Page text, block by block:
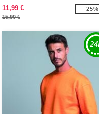
11,99 €
15,90 €
-25%